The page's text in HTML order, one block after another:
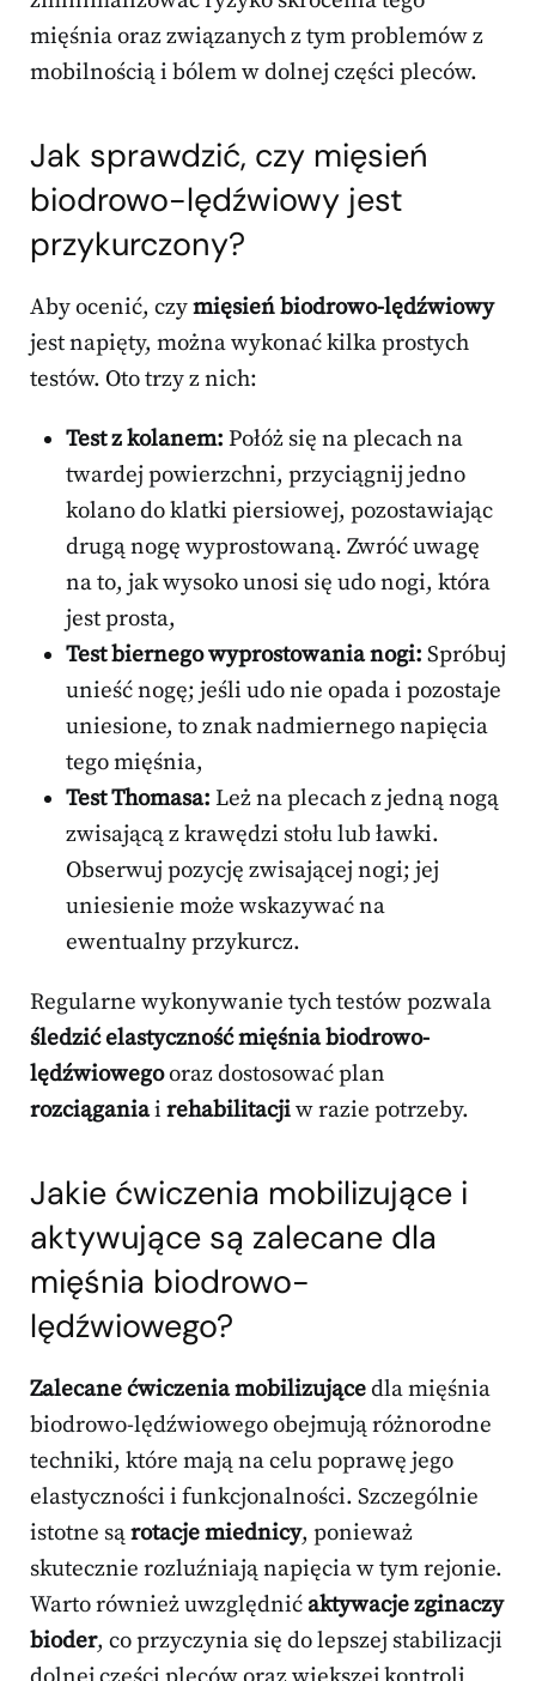
mięśnia oraz związanych z tym problemów z
mobilnością i bólem w dolnej części pleców.
Jak sprawdzić, czy mięsień
biodrowo-lędźwiowy jest
przykurczony?
Aby ocenić, czymięsień biodrowo-lędźwiowy
jest napięty, można wykonać kilka prostych
testów. Oto trzy z nich:
Test z kolanem: Połóż się na plecach na
twardej powierzchni, przyciągnij jedno
kolano do klatki piersiowej, pozostawiając
drugą nogę wyprostowaną. Zwróć uwagę
na to, jak wysoko unosi się udo nogi, która
jest prosta,
Test biernego wyprostowania nogi: Spróbuj
unieść nogę; jeśli udo nie opada i pozostaje
uniesione, to znak nadmiernego napięcia
tego mięśnia,
Test Thomasa: Leż na plecach z jedną nogą
zwisającą z krawędzi stołu lub ławki.
Obserwuj pozycję zwisającej nogi; jej
uniesienie może wskazywać na
ewentualny przykurcz.
Regularne wykonywanie tych testów pozwala
śledzić elastyczność mięśnia biodrowo-
lędźwiowegooraz dostosować plan
rozciąganiai rehabilitacjiw razie potrzeby.
Jakie ćwiczenia mobilizujące i
aktywujące są zalecane dla
mięśnia biodrowo-
lędźwiowego?
Zalecane ćwiczenia mobilizującedla mięśnia
biodrowo-lędźwiowego obejmują różnorodne
techniki, które mają na celu poprawę jego
elastyczności i funkcjonalności. Szczególnie
istotne sąrotacje miednicy, ponieważ
skutecznie rozluźniają napięcia w tym rejonie.
Warto również uwzględnićaktywacje zginaczy
bioder, co przyczynia się do lepszej stabilizacji